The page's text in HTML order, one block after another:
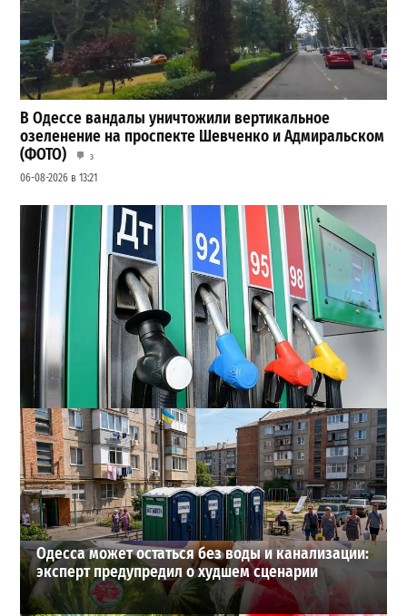
В Одессе вандалы уничтожили вертикальное
озеленение на проспекте Шевченко и Адмиральском
(ФОТО)
3
06-08-2026 в 13:21
Неприятный сюрприз для водителей Одессы: на АЗС
снова взлетели цены
2
28-07-2026 в 06:47
ВИБОР РЕДАКЦИИ
Одесса может остаться без воды и канализации:
эксперт предупредил о худшем сценарии